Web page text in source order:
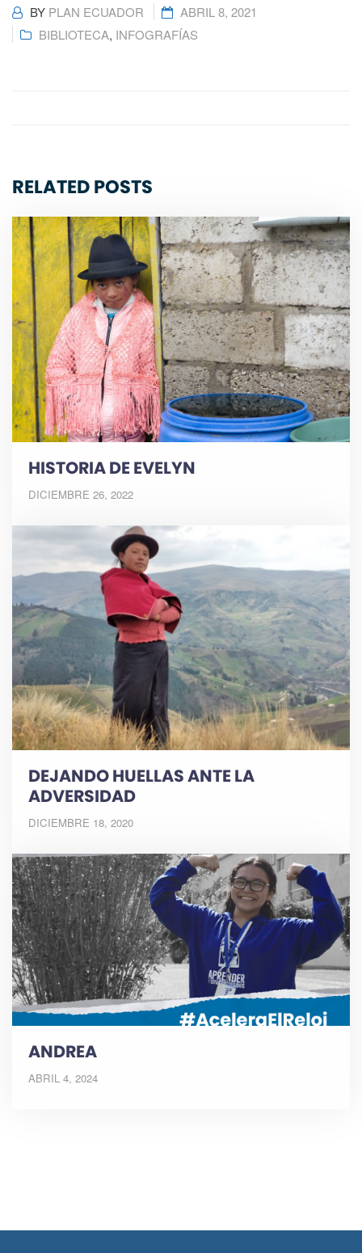
BY PLAN ECUADOR
ABRIL 8, 2021
BIBLIOTECA, INFOGRAFÍAS
RELATED POSTS
HISTORIA DE EVELYN
DICIEMBRE 26, 2022
DEJANDO HUELLAS ANTE LA
ADVERSIDAD
DICIEMBRE 18, 2020
ANDREA
ABRIL 4, 2024